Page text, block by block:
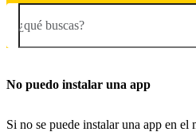
¿qué buscas?
No puedo instalar una app
Si no se puede instalar una app en el